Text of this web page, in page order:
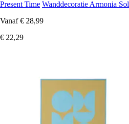
Present Time Wanddecoratie Armonia Sol
Vanaf € 28,99
€ 22,29